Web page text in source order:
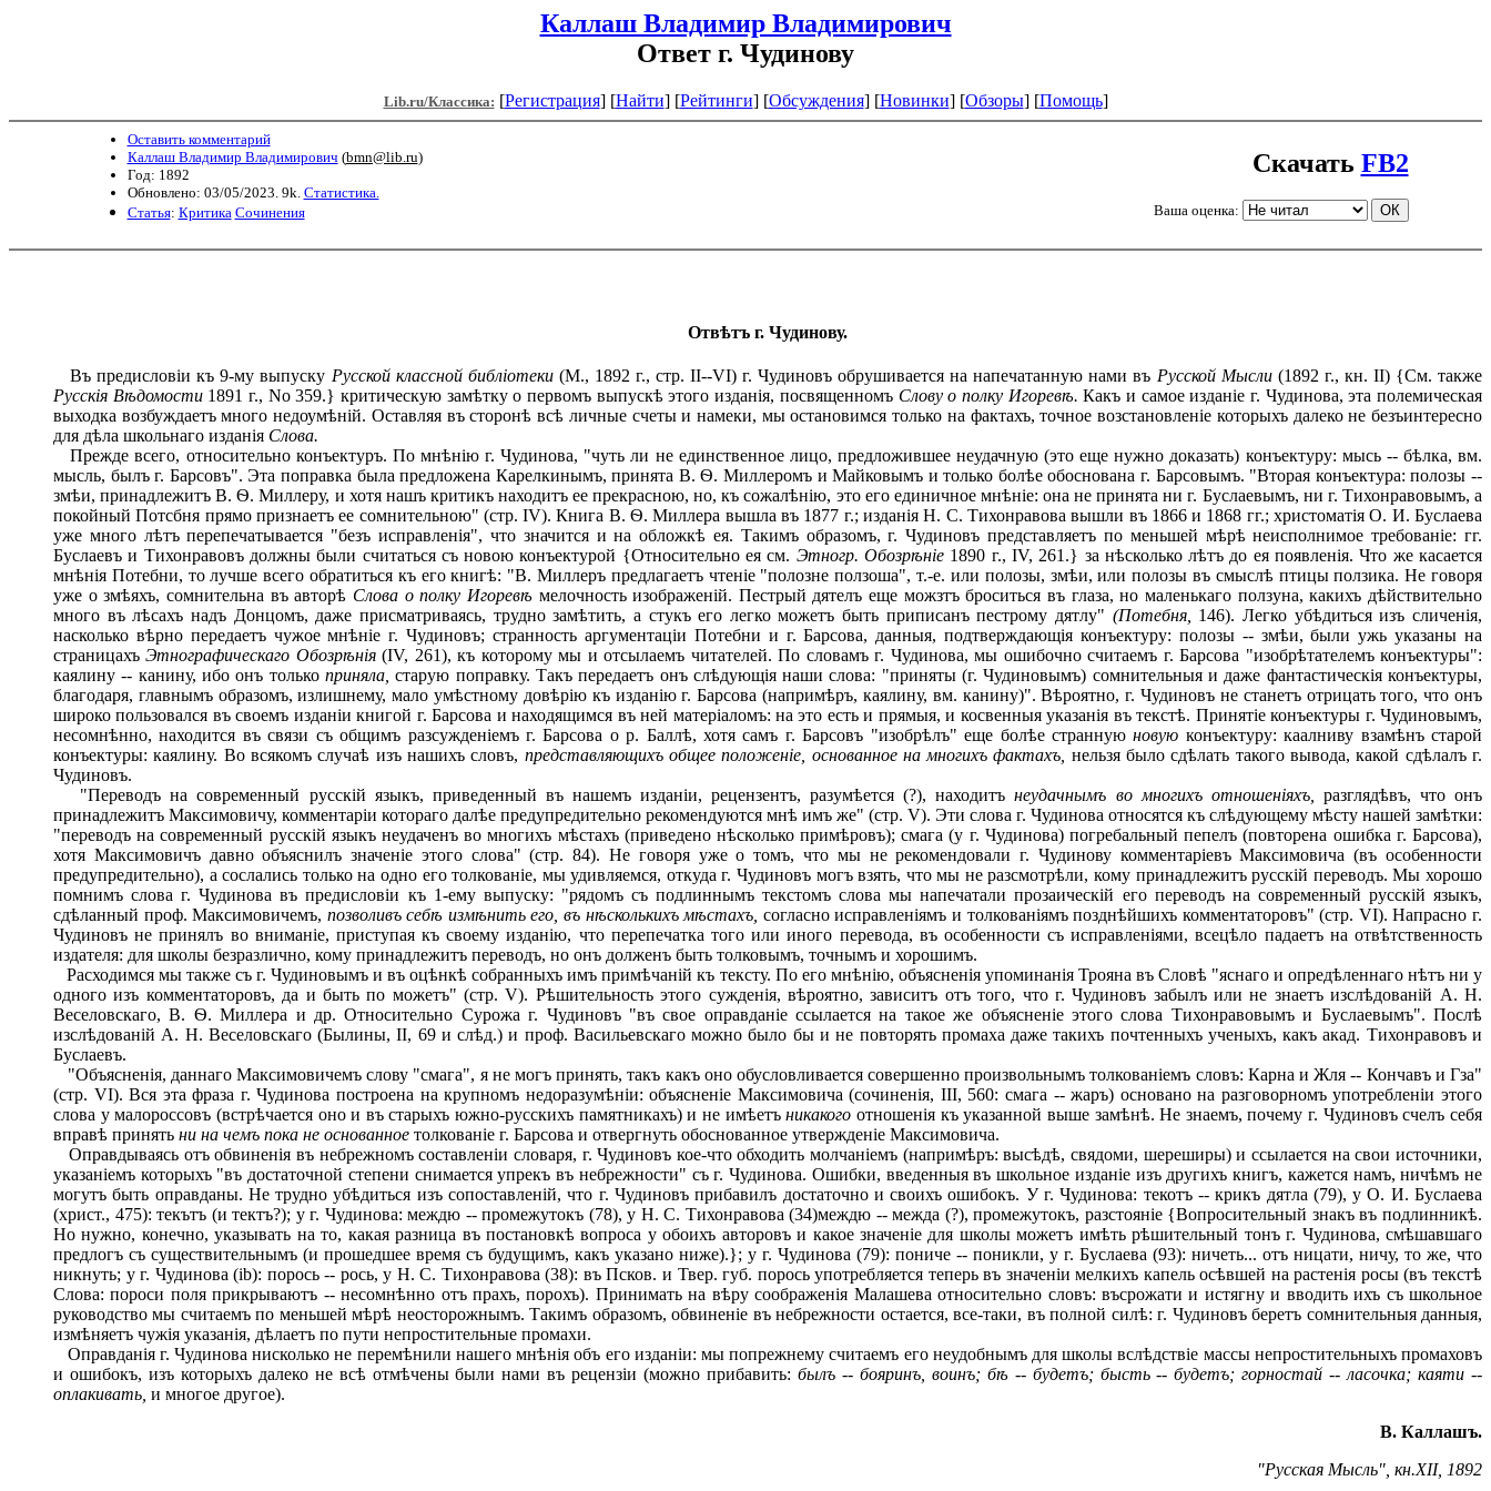
Каллаш Владимир Владимирович
Ответ г. Чудинову
Lib.ru/Классика: [Регистрация] [Найти] [Рейтинги] [Обсуждения] [Новинки] [Обзоры] [Помощь]
Оставить комментарий
Каллаш Владимир Владимирович (bmn@lib.ru)
Год: 1892
Обновлено: 03/05/2023. 9k. Статистика.
Статья: Критика Сочинения
Скачать FB2
Ваша оценка:
Отвѣтъ г. Чудинову.
Въ предисловіи къ 9-му выпуску Русской классной библіотеки(М., 1892 г., стр. II--VI) г. Чудиновъ обрушивается на напечатанную нами въ Русской Мысли(1892 г., кн. II) {См. также
Русскія Вѣдомости1891 г., No 359.} критическую замѣтку о первомъ выпускѣ этого изданія, посвященномъ Слову о полку Игоревѣ. Какъ и самое изданіе г. Чудинова, эта полемическая
выходка возбуждаетъ много недоумѣній. Оставляя въ сторонѣ всѣ личные счеты и намеки, мы остановимся только на фактахъ, точное возстановленіе которыхъ далеко не безъинтересно
для дѣла школьнаго изданія Слова.
Прежде всего, относительно конъектуръ. По мнѣнію г. Чудинова, "чуть ли не единственное лицо, предложившее неудачную (это еще нужно доказать) конъектуру: мысь -- бѣлка, вм.
мысль, былъ г. Барсовъ". Эта поправка была предложена Карелкинымъ, принята В. Ѳ. Миллеромъ и Майковымъ и только болѣе обоснована г. Барсовымъ. "Вторая конъектура: полозы --
змѣи, принадлежитъ В. Ѳ. Миллеру, и хотя нашъ критикъ находитъ ее прекрасною, но, къ сожалѣнію, это его единичное мнѣніе: она не принята ни г. Буслаевымъ, ни г. Тихонравовымъ, а
покойный Потсбня прямо признаетъ ее сомнительною" (стр. IV). Книга В. Ѳ. Миллера вышла въ 1877 г.; изданія H. С. Тихонравова вышли въ 1866 и 1868 гг.; христоматія О. И. Буслаева
уже много лѣтъ перепечатывается "безъ исправленія", что значится и на обложкѣ ея. Такимъ образомъ, г. Чудиновъ представляетъ по меньшей мѣрѣ неисполнимое требованіе: гг.
Буслаевъ и Тихонравовъ должны были считаться съ новою конъектурой {Относительно ея см. Этногр. Обозрѣніе 1890 г., IV, 261.} за нѣсколько лѣтъ до ея появленія. Что же касается
мнѣнія Потебни, то лучше всего обратиться къ его книгѣ: "В. Миллеръ предлагаетъ чтеніе "полозне ползоша", т.-е. или полозы, змѣи, или полозы въ смыслѣ птицы ползика. Не говоря
уже о змѣяхъ, сомнительна въ авторѣ Слова о полку Игоревѣ мелочность изображеній. Пестрый дятелъ еще можзтъ броситься въ глаза, но маленькаго ползуна, какихъ дѣйствительно
много въ лѣсахъ надъ Донцомъ, даже присматриваясь, трудно замѣтить, а стукъ его легко можетъ быть приписанъ пестрому дятлу" (Потебня, 146). Легко убѣдиться изъ сличенія,
насколько вѣрно передаетъ чужое мнѣніе г. Чудиновъ; странность аргументаціи Потебни и г. Барсова, данныя, подтверждающія конъектуру: полозы -- змѣи, были ужь указаны на
страницахъЭтнографическаго Обозрѣнія(IV, 261), къ которому мы и отсылаемъ читателей. По словамъ г. Чудинова, мы ошибочно считаемъ г. Барсова "изобрѣтателемъ конъектуры":
каялину -- канину, ибо онъ только приняла, старую поправку. Такъ передаетъ онъ слѣдующія наши слова: "приняты (г. Чудиновымъ) сомнительныя и даже фантастическія конъектуры,
благодаря, главнымъ образомъ, излишнему, мало умѣстному довѣрію къ изданію г. Барсова (напримѣръ, каялину, вм. канину)". Вѣроятно, г. Чудиновъ не станетъ отрицать того, что онъ
широко пользовался въ своемъ изданіи книгой г. Барсова и находящимся въ ней матеріаломъ: на это есть и прямыя, и косвенныя указанія въ текстѣ. Принятіе конъектуры г. Чудиновымъ,
несомнѣнно, находится въ связи съ общимъ разсужденіемъ г. Барсова о р. Баллѣ, хотя самъ г. Барсовъ "изобрѣлъ" еще болѣе страннуюновую конъектуру: каалниву взамѣнъ старой
конъектуры: каялину. Во всякомъ случаѣ изъ нашихъ словъ, представляющихъ общее положеніе, основанное на многихъ фактахъ, нельзя было сдѣлать такого вывода, какой сдѣлалъ г.
Чудиновъ.
"Переводъ на современный русскій языкъ, приведенный въ нашемъ изданіи, рецензентъ, разумѣется (?), находитънеудачнымъ во многихъ отношеніяхъ, разглядѣвъ, что онъ
принадлежитъ Максимовичу, комментаріи котораго далѣе предупредительно рекомендуются мнѣ имъ же" (стр. V). Эти слова г. Чудинова относятся къ слѣдующему мѣсту нашей замѣтки:
"переводъ на современный русскій языкъ неудаченъ во многихъ мѣстахъ (приведено нѣсколько примѣровъ); смага (у г. Чудинова) погребальный пепелъ (повторена ошибка г. Барсова),
хотя Максимовичъ давно объяснилъ значеніе этого слова" (стр. 84). Не говоря уже о томъ, что мы не рекомендовали г. Чудинову комментаріевъ Максимовича (въ особенности
предупредительно), а сослались только на одно его толкованіе, мы удивляемся, откуда г. Чудиновъ могъ взять, что мы не разсмотрѣли, кому принадлежитъ русскій переводъ. Мы хорошо
помнимъ слова г. Чудинова въ предисловіи къ 1-ему выпуску: "рядомъ съ подлиннымъ текстомъ слова мы напечатали прозаическій его переводъ на современный русскій языкъ,
сдѣланный проф. Максимовичемъ, позволивъ себѣ измѣнить его, въ нѣсколькихъ мѣстахъ, согласно исправленіямъ и толкованіямъ позднѣйшихъ комментаторовъ" (стр. VI). Напрасно г.
Чудиновъ не принялъ во вниманіе, приступая къ своему изданію, что перепечатка того или иного перевода, въ особенности съ исправленіями, всецѣло падаетъ на отвѣтственность
издателя: для школы безразлично, кому принадлежитъ переводъ, но онъ долженъ быть толковымъ, точнымъ и хорошимъ.
Расходимся мы также съ г. Чудиновымъ и въ оцѣнкѣ собранныхъ имъ примѣчаній къ тексту. По его мнѣнію, объясненія упоминанія Трояна въ Словѣ "яснаго и опредѣленнаго нѣтъ ни у
одного изъ комментаторовъ, да и быть по можетъ" (стр. V). Рѣшительность этого сужденія, вѣроятно, зависитъ отъ того, что г. Чудиновъ забылъ или не знаетъ изслѣдованій А. Н.
Веселовскаго, В. Ѳ. Миллера и др. Относительно Сурожа г. Чудиновъ "въ свое оправданіе ссылается на такое же объясненіе этого слова Тихонравовымъ и Буслаевымъ". Послѣ
изслѣдованій А. Н. Веселовскаго (Былины, II, 69 и слѣд.) и проф. Васильевскаго можно было бы и не повторять промаха даже такихъ почтенныхъ ученыхъ, какъ акад. Тихонравовъ и
Буслаевъ.
"Объясненія, даннаго Максимовичемъ слову "смага", я не могъ принять, такъ какъ оно обусловливается совершенно произвольнымъ толкованіемъ словъ: Карна и Жля -- Кончавъ и Гза"
(стр. VI). Вся эта фраза г. Чудинова построена на крупномъ недоразумѣніи: объясненіе Максимовича (сочиненія, III, 560: смага -- жаръ) основано на разговорномъ употребленіи этого
слова у малороссовъ (встрѣчается оно и въ старыхъ южно-русскихъ памятникахъ) и не имѣетъникакого отношенія къ указанной выше замѣнѣ. Не знаемъ, почему г. Чудиновъ счелъ себя
вправѣ принять ни на чемъ пока не основанное толкованіе г. Барсова и отвергнуть обоснованное утвержденіе Максимовича.
Оправдываясь отъ обвиненія въ небрежномъ составленіи словаря, г. Чудиновъ кое-что обходить молчаніемъ (напримѣръ: высѣдѣ, свядоми, шереширы) и ссылается на свои источники,
указаніемъ которыхъ "въ достаточной степени снимается упрекъ въ небрежности" съ г. Чудинова. Ошибки, введенныя въ школьное изданіе изъ другихъ книгъ, кажется намъ, ничѣмъ не
могутъ быть оправданы. Не трудно убѣдиться изъ сопоставленій, что г. Чудиновъ прибавилъ достаточно и своихъ ошибокъ. У г. Чудинова: текотъ -- крикъ дятла (79), у О. И. Буслаева
(христ., 475): текътъ (и тектъ?); у г. Чудинова: междю -- промежутокъ (78), у H. С. Тихонравова (34)междю -- межда (?), промежутокъ, разстояніе {Вопросительный знакъ въ подлинникѣ.
Но нужно, конечно, указывать на то, какая разница въ постановкѣ вопроса у обоихъ авторовъ и какое значеніе для школы можетъ имѣть рѣшительный тонъ г. Чудинова, смѣшавшаго
предлогъ съ существительнымъ (и прошедшее время съ будущимъ, какъ указано ниже).}; у г. Чудинова (79): пониче -- поникли, у г. Буслаева (93): ничеть... отъ ницати, ничу, то же, что
никнуть; у г. Чудинова (ib): порось -- рось, у H. С. Тихонравова (38): въ Псков. и Твер. губ. порось употребляется теперь въ значеніи мелкихъ капель осѣвшей на растенія росы (въ текстѣ
Слова: пороси поля прикрываютъ -- несомнѣнно отъ прахъ, порохъ). Принимать на вѣру соображенія Малашева относительно словъ: въсрожати и истягну и вводить ихъ съ школьное
руководство мы считаемъ по меньшей мѣрѣ неосторожнымъ. Такимъ образомъ, обвиненіе въ небрежности остается, все-таки, въ полной силѣ: г. Чудиновъ беретъ сомнительныя данныя,
измѣняетъ чужія указанія, дѣлаетъ по пути непростительные промахи.
Оправданія г. Чудинова нисколько не перемѣнили нашего мнѣнія объ его изданіи: мы попрежнему считаемъ его неудобнымъ для школы вслѣдствіе массы непростительныхъ промаховъ
и ошибокъ, изъ которыхъ далеко не всѣ отмѣчены были нами въ рецензіи (можно прибавить: былъ -- бояринъ, воинъ; бѣ -- будетъ; бысть -- будетъ; горностай -- ласочка; каяти --
оплакивать, и многое другое).
В. Каллашъ.
"Русская Мысль", кн.XII, 1892